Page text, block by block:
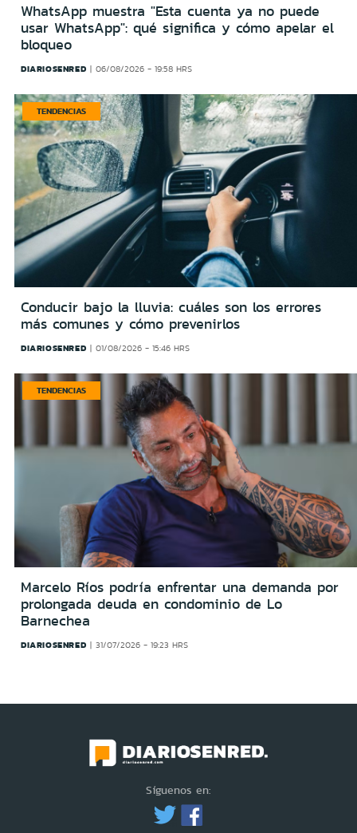
WhatsApp muestra "Esta cuenta ya no puede
usar WhatsApp": qué significa y cómo apelar el
bloqueo
DIARIOSENRED 06/08/2026 - 19:58 HRS
TENDENCIAS
Conducir bajo la lluvia: cuáles son los errores
más comunes y cómo prevenirlos
DIARIOSENRED 01/08/2026 - 15:46 HRS
TENDENCIAS
Marcelo Ríos podría enfrentar una demanda por
prolongada deuda en condominio de Lo
Barnechea
DIARIOSENRED 31/07/2026 - 19:23 HRS
Síguenos en: